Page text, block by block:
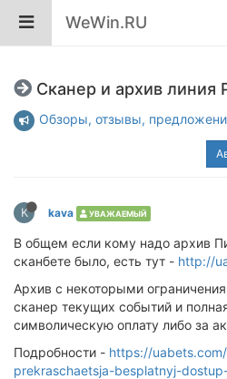
WeWin.RU
Сканер и архив линия
Обзоры, отзывы,
K kava УВАЖАЕМЫЙ
В общем если кому надо архив
сканбете было, есть тут - http://
Архив с некоторыми
сканер текущих событий и
символическую оплату либо за
Подробности - https://
prekraschaetsja-besplatnyj-